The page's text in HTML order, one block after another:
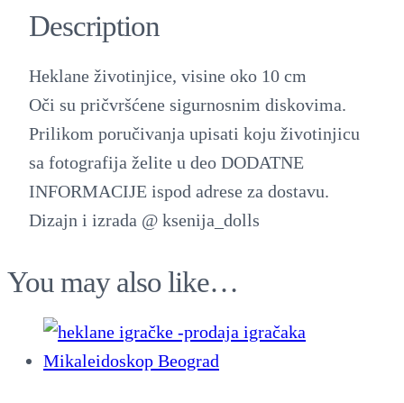
Description
Heklane životinjice, visine oko 10 cm
Oči su pričvršćene sigurnosnim diskovima.
Prilikom poručivanja upisati koju životinjicu
sa fotografija želite u deo DODATNE
INFORMACIJE ispod adrese za dostavu.
Dizajn i izrada @ ksenija_dolls
You may also like…